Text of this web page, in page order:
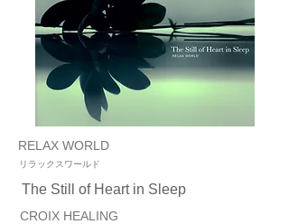
RELAX WORLD
リラックスワールド
The Still of Heart in Sleep
CROIX HEALING